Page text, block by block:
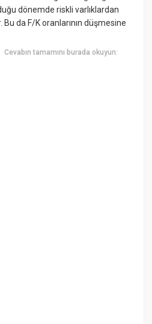
dönemde riskli varlıklardan
da F/K oranlarının düşmesine
Cevabın tamamını burada okuyun: